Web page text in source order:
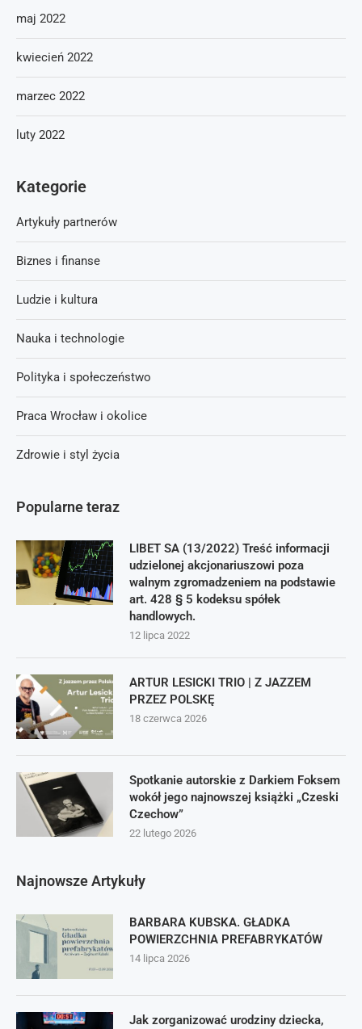
Popularne teraz
LIBET SA (13/2022) Treść informacji
udzielonej akcjonariuszowi poza
walnym zgromadzeniem na podstawie
art. 428 § 5 kodeksu spółek
handlowych.
12 lipca 2022
ARTUR LESICKI TRIO | Z JAZZEM
PRZEZ POLSKĘ
18 czerwca 2026
Spotkanie autorskie z Darkiem Foksem
wokół jego najnowszej książki „Czeski
Czechow”
22 lutego 2026
Najnowsze Artykuły
BARBARA KUBSKA. GŁADKA
POWIERZCHNIA PREFABRYKATÓW
14 lipca 2026
Jak zorganizować urodziny dziecka,
maj 2022
kwiecień 2022
marzec 2022
luty 2022
Kategorie
Artykuły partnerów
Biznes i finanse
Ludzie i kultura
Nauka i technologie
Polityka i społeczeństwo
Praca Wrocław i okolice
Zdrowie i styl życia